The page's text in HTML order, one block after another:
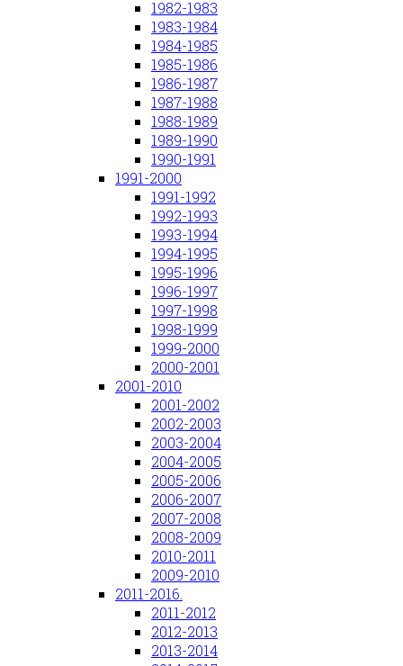
1982-1983
1983-1984
1984-1985
1985-1986
1986-1987
1987-1988
1988-1989
1989-1990
1990-1991
1991-2000
1991-1992
1992-1993
1993-1994
1994-1995
1995-1996
1996-1997
1997-1998
1998-1999
1999-2000
2000-2001
2001-2010
2001-2002
2002-2003
2003-2004
2004-2005
2005-2006
2006-2007
2007-2008
2008-2009
2010-2011
2009-2010
2011-2016.
2011-2012
2012-2013
2013-2014